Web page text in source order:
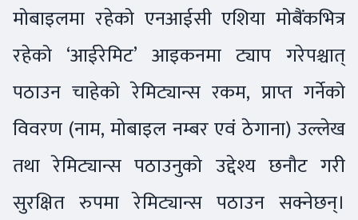
मोबाइलमा रहेको एनआईसी एशिया मोबैंकभित्र
रहेको ‘आईरेमिट’ आइकनमा ट्याप गरेपश्चात्
पठाउन चाहेको रेमिट्यान्स रकम, प्राप्त गर्नेको
विवरण (नाम, मोबाइल नम्बर एवं ठेगाना) उल्लेख
तथा रेमिट्यान्स पठाउनुको उद्देश्य छनौट गरी
सुरक्षित रुपमा रेमिट्यान्स पठाउन सक्नेछन्।